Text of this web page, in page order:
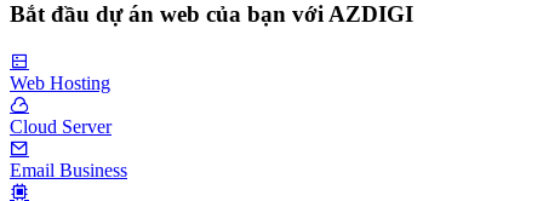
Bắt đầu dự án web của bạn với AZDIGI
Web Hosting
Cloud Server
Email Business